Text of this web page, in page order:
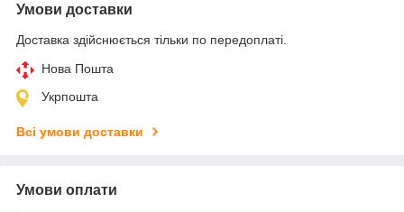
Умови доставки
Доставка здійснюється тільки по передоплаті.
Нова Пошта
Укрпошта
Всі умови доставки
Умови оплати